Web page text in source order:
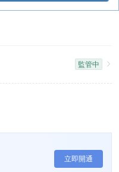
監管中
立即開通